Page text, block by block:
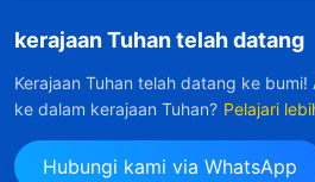
dan dalih untuk tidak menulis
mengejar kebenaran. Setepat
alasannya, Tuhan tidak
mendengarkan firman-Nya
kerajaan Tuhan telah datang
Kerajaan Tuhan telah datang ke
ke dalam kerajaan Tuhan? Pelajari
Hubungi kami via WhatsApp